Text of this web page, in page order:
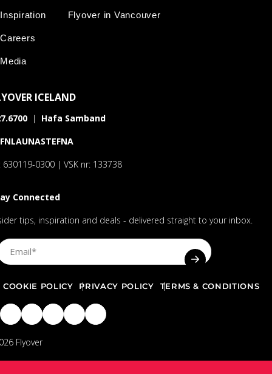
Inspiration
Careers
Media
Flyover in Vancouver
ICELAND
| Hafa Samband
630119-0300 | VSK nr: 133738
Connected
tips, inspiration and deals - delivered straight to your inbox.
Up Email SUBMIT EMAIL
Flyover
COOKIE POLICY PRIVACY POLICY TERMS & CONDITIONS